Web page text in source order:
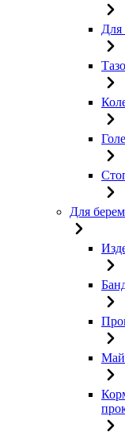
Для
Для